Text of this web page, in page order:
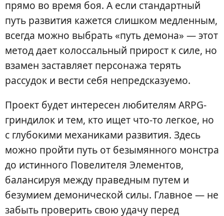
прямо во время боя. А если стандартный
путь развития кажется слишком медленным,
всегда можно выбрать «путь демона» — этот
метод дает колоссальный прирост к силе, но
взамен заставляет персонажа терять
рассудок и вести себя непредсказуемо.
Проект будет интересен любителям ARPG-
гриндилок и тем, кто ищет что-то легкое, но
с глубокими механиками развития. Здесь
можно пройти путь от безымянного монстра
до истинного Повелителя Элементов,
балансируя между праведным путем и
безумием демонической силы. Главное — не
забыть проверить свою удачу перед